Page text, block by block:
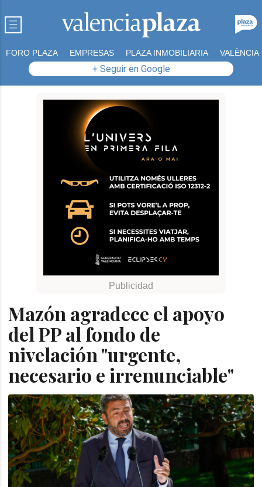
FORO PLAZA EMPRESAS PLAZA INMOBILIARIA VALÈNCIA
+ Seguir en Google
Mazón agradece el apoyo
del PP al fondo de
nivelación "urgente,
necesario e irrenunciable"